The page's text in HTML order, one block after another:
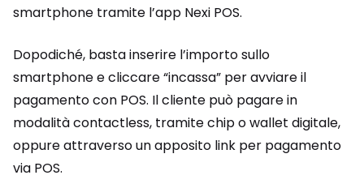
smartphone tramite l’app Nexi POS.
Dopodiché, basta inserire l’importo sullo
smartphone e cliccare “incassa” per avviare il
pagamento con POS. Il cliente può pagare in
modalità contactless, tramite chip o wallet digitale,
oppure attraverso un apposito link per pagamento
via POS.